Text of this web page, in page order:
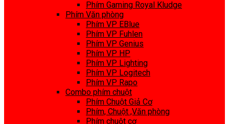
Phím Gaming Royal Kludge
Phím Văn phòng
Phím VP EBlue
Phím VP Fuhlen
Phím VP Genius
Phím VP HP
Phím VP Lighting
Phím VP Logitech
Phím VP Rapo
Combo phím chuột
Phím Chuột Giả Cơ
Phím, Chuột ,Văn phòng
Phím chuột cơ